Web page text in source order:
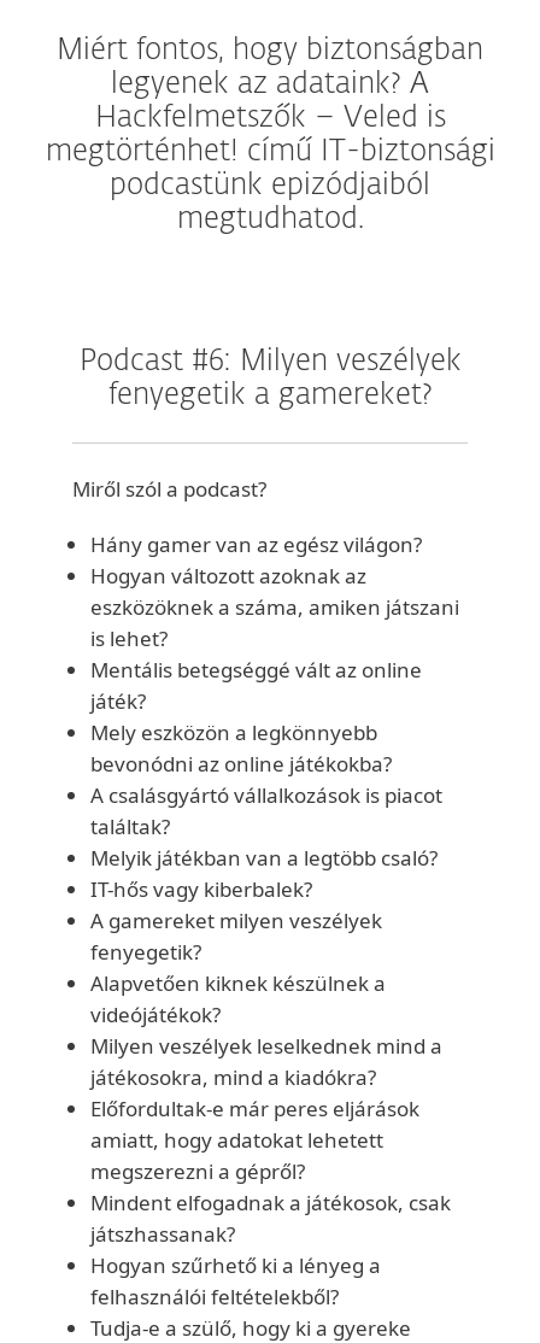
Miért fontos, hogy biztonságban
legyenek az adataink? A
Hackfelmetszők – Veled is
megtörténhet! című IT-biztonsági
podcastünk epizódjaiból
megtudhatod.
Podcast #6: Milyen veszélyek
fenyegetik a gamereket?
Miről szól a podcast?
Hány gamer van az egész világon?
Hogyan változott azoknak az
eszközöknek a száma, amiken játszani
is lehet?
Mentális betegséggé vált az online
játék?
Mely eszközön a legkönnyebb
bevonódni az online játékokba?
A csalásgyártó vállalkozások is piacot
találtak?
Melyik játékban van a legtöbb csaló?
IT-hős vagy kiberbalek?
A gamereket milyen veszélyek
fenyegetik?
Alapvetően kiknek készülnek a
videójátékok?
Milyen veszélyek leselkednek mind a
játékosokra, mind a kiadókra?
Előfordultak-e már peres eljárások
amiatt, hogy adatokat lehetett
megszerezni a gépről?
Mindent elfogadnak a játékosok, csak
játszhassanak?
Hogyan szűrhető ki a lényeg a
felhasználói feltételekből?
Tudja-e a szülő, hogy ki a gyereke